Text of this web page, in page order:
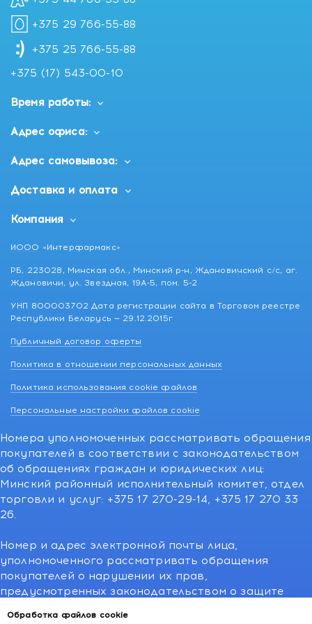
Cocamidopropyl Betaine, Sodium Chloride, Propylene
Glycol, Trehalose, PEG-7 Glyceryl Cocoate, Glycol
Distearate, Parfum, Piroctone Olamine, Lactic Acid,
Polyquaternium-10, Laureth-2, PEG/PPG-120/10
Trimethylolpropane Trioleate, Methylchloroisothiazolinone,
Methylisothiazolinone.
Обработка файлов cookie
+375 29 766-55-88
+375 25 766-55-88
+375 (17) 543-00-10
Время работы:
Адрес офиса:
Адрес самовывоза:
Доставка и оплата
Компания
ИООО «Интерфармакс»
РБ, 223028, Минская обл., Минский р-н, Ждановичский с/с, аг.
Ждановичи, ул. Звездная, 19А-5, пом. 5-2
УНП 800003702 Дата регистрации сайта в Торговом реестре
Республики Беларусь — 29.12.2015г
Публичный договор оферты
Политика в отношении персональных данных
Политика использования cookie файлов
Персональные настройки файлов cookie
Номера уполномоченных рассматривать обращения
покупателей в соответствии с законодательством
об обращениях граждан и юридических лиц:
Минский районный исполнительный комитет, отдел
торговли и услуг: +375 17 270-29-14, +375 17 270 33
26.
Номер и адрес электронной почты лица,
уполномоченного рассматривать обращения
покупателей о нарушении их прав,
предусмотренных законодательством о защите